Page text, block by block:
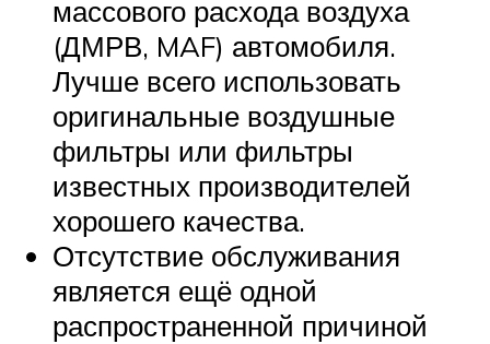
массового расхода воздуха
(ДМРВ, MAF) автомобиля.
Лучше всего использовать
оригинальные воздушные
фильтры или фильтры
известных производителей
хорошего качества.
Отсутствие обслуживания
является ещё одной
распространенной причиной